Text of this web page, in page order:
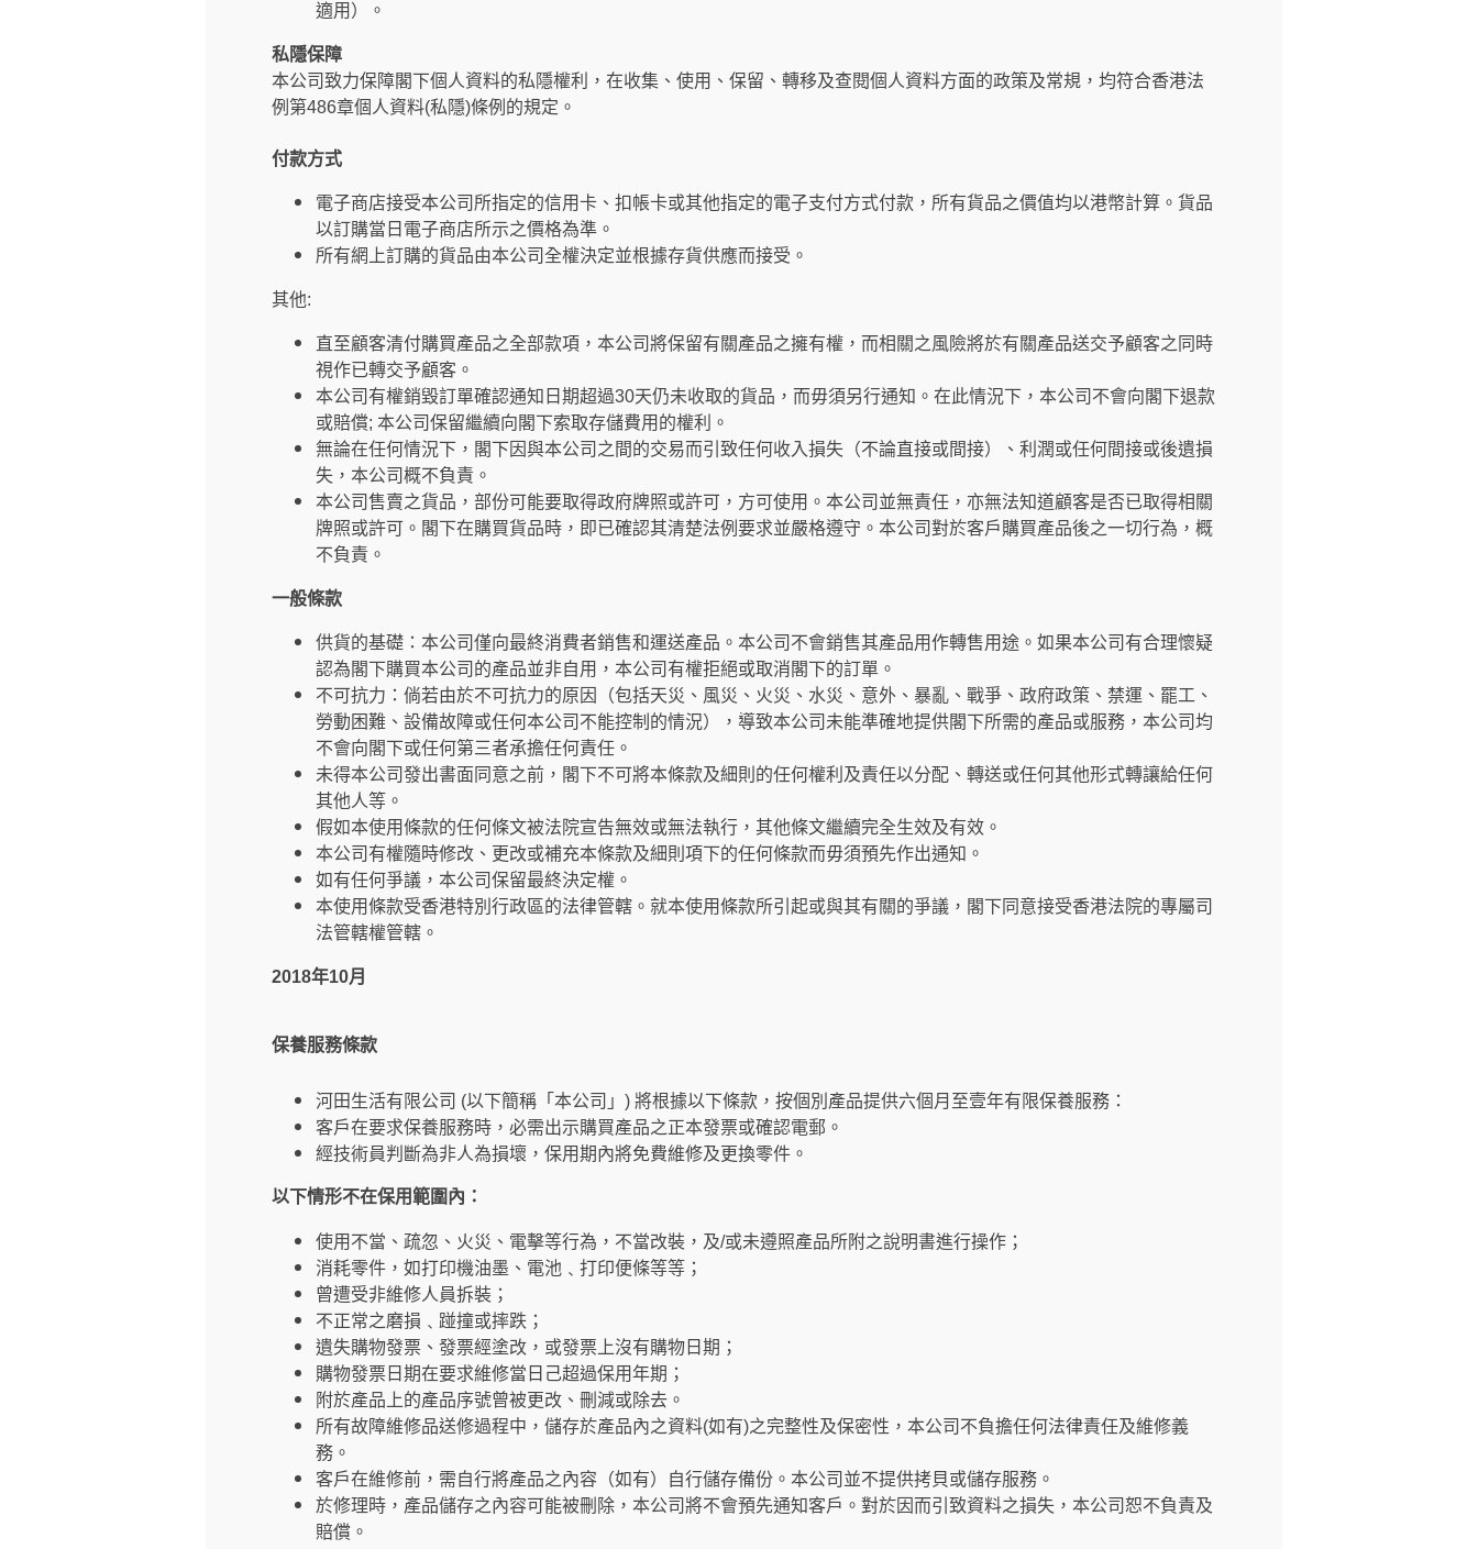
適用）。
私隱保障
本公司致力保障閣下個人資料的私隱權利，在收集、使用、保留、轉移及查閱個人資料方面的政策及常規，均符合香港法
例第486章個人資料(私隱)條例的規定。
付款方式
電子商店接受本公司所指定的信用卡、扣帳卡或其他指定的電子支付方式付款，所有貨品之價值均以港幣計算。貨品
以訂購當日電子商店所示之價格為準。
所有網上訂購的貨品由本公司全權決定並根據存貨供應而接受。
其他:
直至顧客清付購買產品之全部款項，本公司將保留有關產品之擁有權，而相關之風險將於有關產品送交予顧客之同時
視作已轉交予顧客。
本公司有權銷毀訂單確認通知日期超過30天仍未收取的貨品，而毋須另行通知。在此情況下，本公司不會向閣下退款
或賠償; 本公司保留繼續向閣下索取存儲費用的權利。
無論在任何情況下，閣下因與本公司之間的交易而引致任何收入損失（不論直接或間接）、利潤或任何間接或後遺損
失，本公司概不負責。
本公司售賣之貨品，部份可能要取得政府牌照或許可，方可使用。本公司並無責任，亦無法知道顧客是否已取得相關
牌照或許可。閣下在購買貨品時，即已確認其清楚法例要求並嚴格遵守。本公司對於客戶購買產品後之一切行為，概
不負責。
一般條款
供貨的基礎：本公司僅向最終消費者銷售和運送產品。本公司不會銷售其產品用作轉售用途。如果本公司有合理懷疑
認為閣下購買本公司的產品並非自用，本公司有權拒絕或取消閣下的訂單。
不可抗力：倘若由於不可抗力的原因（包括天災、風災、火災、水災、意外、暴亂、戰爭、政府政策、禁運、罷工、
勞動困難、設備故障或任何本公司不能控制的情況），導致本公司未能準確地提供閣下所需的產品或服務，本公司均
不會向閣下或任何第三者承擔任何責任。
未得本公司發出書面同意之前，閣下不可將本條款及細則的任何權利及責任以分配、轉送或任何其他形式轉讓給任何
其他人等。
假如本使用條款的任何條文被法院宣告無效或無法執行，其他條文繼續完全生效及有效。
本公司有權隨時修改、更改或補充本條款及細則項下的任何條款而毋須預先作出通知。
如有任何爭議，本公司保留最終決定權。
本使用條款受香港特別行政區的法律管轄。就本使用條款所引起或與其有關的爭議，閣下同意接受香港法院的專屬司
法管轄權管轄。
2018年10月
保養服務條款
河田生活有限公司 (以下簡稱「本公司」) 將根據以下條款，按個別產品提供六個月至壹年有限保養服務：
客戶在要求保養服務時，必需出示購買產品之正本發票或確認電郵。
經技術員判斷為非人為損壞，保用期內將免費維修及更換零件。
以下情形不在保用範圍內：
使用不當、疏忽、火災、電擊等行為，不當改裝，及/或未遵照產品所附之說明書進行操作；
消耗零件，如打印機油墨、電池﹑打印便條等等；
曾遭受非維修人員拆裝；
不正常之磨損﹑踫撞或摔跌；
遺失購物發票、發票經塗改，或發票上沒有購物日期；
購物發票日期在要求維修當日己超過保用年期；
附於產品上的產品序號曾被更改、刪減或除去。
所有故障維修品送修過程中，儲存於產品內之資料(如有)之完整性及保密性，本公司不負擔任何法律責任及維修義
務。
客戶在維修前，需自行將產品之內容（如有）自行儲存備份。本公司並不提供拷貝或儲存服務。
於修理時，產品儲存之內容可能被刪除，本公司將不會預先通知客戶。對於因而引致資料之損失，本公司恕不負責及
賠償。